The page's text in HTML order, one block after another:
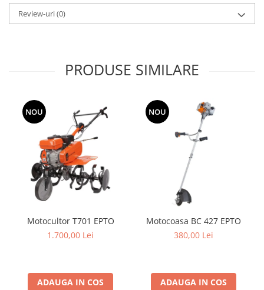
Mobilier din PVC pentru casă
Mobilier PVC pentru grădină
Garduri și porți rezidențiale
Porti
Articole de consum industrie
Lacuri si vopsele
Produse decorative
Produse pentru constructii
Aparate pneumatice
Pistoale de vopsit
Set aer comprimat
Compresoare
Bormasini
Review-uri(0)
PRODUSE SIMILARE
NOU
Motocultor T701 EPTO
1.700,00 Lei
ADAUGA IN COS
NOU
Motocoasa BC 427 EPTO
380,00 Lei
ADAUGA IN COS